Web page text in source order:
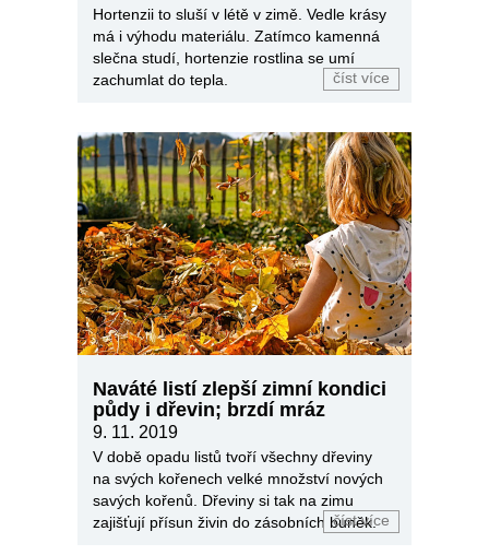
Hortenzii to sluší v létě v zimě. Vedle krásy
má i výhodu materiálu. Zatímco kamenná
slečna studí, hortenzie rostlina se umí
zachumlat do tepla.
číst více
Naváté listí zlepší zimní kondici
půdy i dřevin; brzdí mráz
9. 11. 2019
V době opadu listů tvoří všechny dřeviny
na svých kořenech velké množství nových
savých kořenů. Dřeviny si tak na zimu
zajišťují přísun živin do zásobních buněk.
číst více